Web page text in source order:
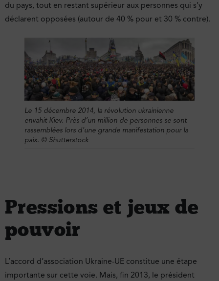
du pays, tout en restant supérieur aux personnes qui s’y
déclarent opposées (autour de 40 % pour et 30 % contre).
Le 15 décembre 2014, la révolution ukrainienne
envahit Kiev. Près d’un million de personnes se sont
rassemblées lors d’une grande manifestation pour la
paix. © Shutterstock
Pressions et jeux de
pouvoir
L’accord d’association Ukraine-UE constitue une étape
importante sur cette voie. Mais, fin 2013, le président